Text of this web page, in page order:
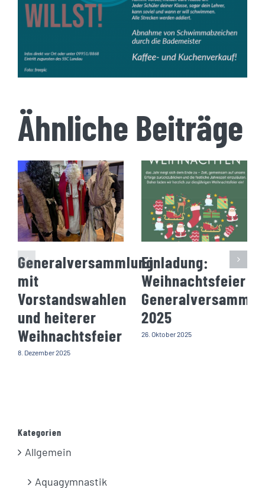
Ähnliche Beiträge
Generalversammlung
mit
Vorstandswahlen
und heiterer
Weihnachtsfeier
8. Dezember 2025
Einladung:
Weihnachtsfeier
2025
26. Oktober 2025
Kategorien
Allgemein
Aquagymnastik